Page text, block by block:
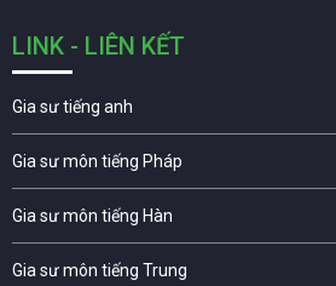
LINK - LIÊN KẾT
Gia sư tiếng anh
Gia sư môn tiếng Pháp
Gia sư môn tiếng Hàn
Gia sư môn tiếng Trung